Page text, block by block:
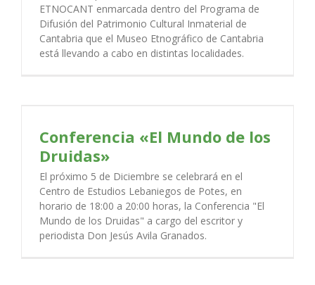
ETNOCANT enmarcada dentro del Programa de
Difusión del Patrimonio Cultural Inmaterial de
Cantabria que el Museo Etnográfico de Cantabria
está llevando a cabo en distintas localidades.
Conferencia «El Mundo de los
Druidas»
El próximo 5 de Diciembre se celebrará en el
Centro de Estudios Lebaniegos de Potes, en
horario de 18:00 a 20:00 horas, la Conferencia "El
Mundo de los Druidas" a cargo del escritor y
periodista Don Jesús Avila Granados.